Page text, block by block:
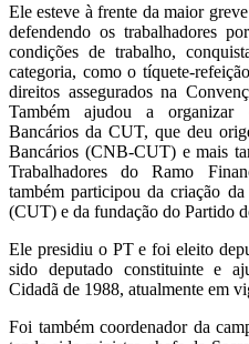
Ele esteve à frente da maior
defendendo os trabalhadores
condições de trabalho,
categoria, como o tíquete-
direitos assegurados na
Também ajudou a organizar
Bancários da CUT, que deu
Bancários (CNB-CUT) e mais
Trabalhadores do Ramo
também participou da criação
(CUT) e da fundação do Partido
Ele presidiu o PT e foi eleito
sido deputado constituinte e
Cidadã de 1988, atualmente em
Foi também coordenador da